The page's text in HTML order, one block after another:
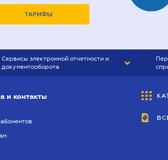
ТАРИФЫ
Сервисы электронной отчетности и
документооборота
и контакты